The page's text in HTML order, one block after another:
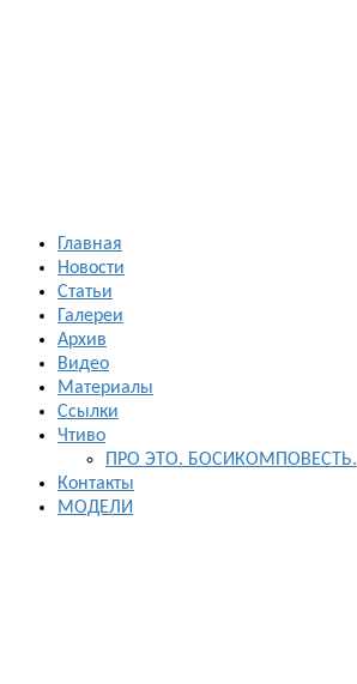
Главная
Новости
Статьи
Галереи
Архив
Видео
Материалы
Ссылки
Чтиво
ПРО ЭТО. БОСИКОМПОВЕСТЬ.
Контакты
МОДЕЛИ